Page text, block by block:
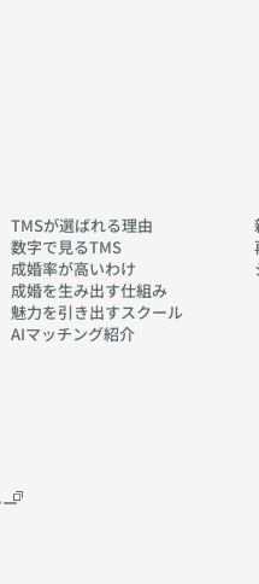
w
w.
ch
err
y-
TMSが選ばれる理由
数字で見るTMS
成婚率が高いわけ
成婚を生み出す仕組み
魅力を引き出すスクール
AIマッチング紹介